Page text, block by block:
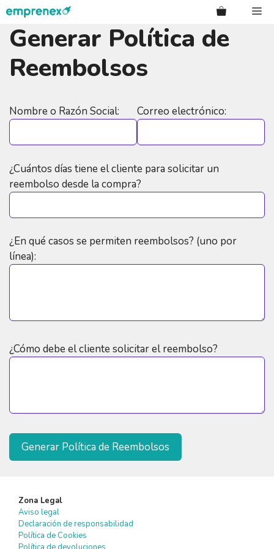
Saltar
contenido
Generar Política de
Reembolsos
Nombre o Razón Social: Correo electrónico:
¿Cuántos días tiene el cliente para solicitar un
reembolso desde la compra?
¿En qué casos se permiten reembolsos? (uno por
línea):
¿Cómo debe el cliente solicitar el reembolso?
Zona Legal
Aviso legal
Declaración de responsabilidad
Política de Cookies